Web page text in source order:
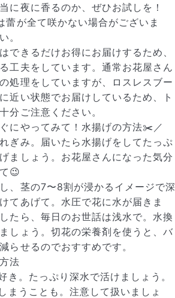
がなかったら？
に夜に香るのか、ぜひお試しを！
蕾が全て咲かない場合がございま
。
できるだけお得にお届けするため、
工夫をしています。通常お花屋さん
処理をしていますが、ロスレスブー
近い状態でお届けしているため、ト
分ご注意ください。
にやってみて！水揚げの方法✂️／
ぎみ。届いたら水揚げをしてたっぷ
ましょう。お花屋さんになった気分
😉
、茎の7〜8割が浸かるイメージで深
てあげて。水圧で花に水が届きま
たら、毎日のお世話は浅水で。水換
しょう。切花の栄養剤を使うと、バ
らせるのでおすすめです。
法
き。たっぷり深水で活けましょう。
まうことも。注意して扱いましょ